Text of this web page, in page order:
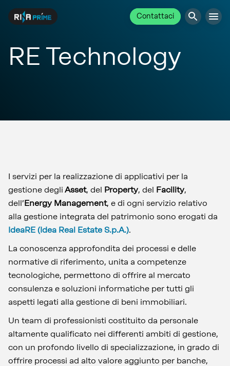
Contattaci
RE Technology
I servizi per la realizzazione di applicativi per la
gestione degli Asset, del Property, del Facility,
dell’Energy Management, e di ogni servizio relativo
alla gestione integrata del patrimonio sono erogati da
IdeaRE (Idea Real Estate S.p.A.).
La conoscenza approfondita dei processi e delle
normative di riferimento, unita a competenze
tecnologiche, permettono di offrire al mercato
consulenza e soluzioni informatiche per tutti gli
aspetti legati alla gestione di beni immobiliari.
Un team di professionisti costituito da personale
altamente qualificato nei differenti ambiti di gestione,
con un profondo livello di specializzazione, in grado di
offrire processi ad alto valore aggiunto per banche,